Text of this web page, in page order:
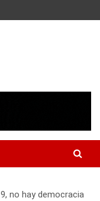
no hay democracia